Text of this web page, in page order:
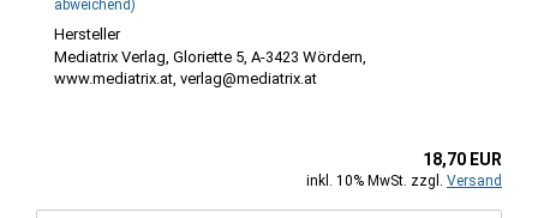
abweichend)
Mediatrix Verlag, Gloriette 5, A-3423 Wördern,
www.mediatrix.at, verlag@mediatrix.at
18,70 EUR
inkl. 10% MwSt. zzgl. Versand